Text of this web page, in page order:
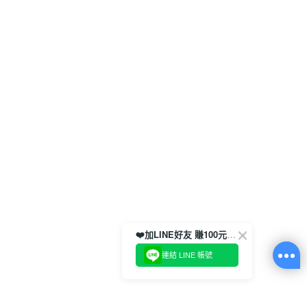
❤️加LINE好友 賺100元券！
連結 LINE 帳號